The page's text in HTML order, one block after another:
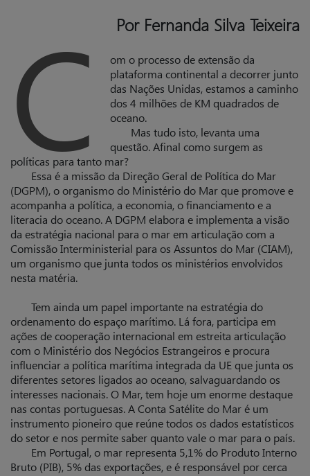
Por Fernanda Silva Teixeira
C
om o processo de extensão da
plataforma continental a decorrer junto
das Nações Unidas, estamos a caminho
dos 4 milhões de KM quadrados de
oceano.
Mas tudo isto, levanta uma
questão. Afinal como surgem as
políticas para tanto mar?
Essa é a missão da Direção Geral de Política do Mar
(DGPM), o organismo do Ministério do Mar que promove e
acompanha a política, a economia, o financiamento e a
literacia do oceano. A DGPM elabora e implementa a visão
da estratégia nacional para o mar em articulação com a
Comissão Interministerial para os Assuntos do Mar (CIAM),
um organismo que junta todos os ministérios envolvidos
nesta matéria.
Tem ainda um papel importante na estratégia do
ordenamento do espaço marítimo. Lá fora, participa em
ações de cooperação internacional em estreita articulação
com o Ministério dos Negócios Estrangeiros e procura
influenciar a política marítima integrada da UE que junta os
diferentes setores ligados ao oceano, salvaguardando os
interesses nacionais. O Mar, tem hoje um enorme destaque
nas contas portuguesas. A Conta Satélite do Mar é um
instrumento pioneiro que reúne todos os dados estatísticos
do setor e nos permite saber quanto vale o mar para o país.
Em Portugal, o mar representa 5,1% do Produto Interno
Bruto (PIB), 5% das exportações, e é responsável por cerca